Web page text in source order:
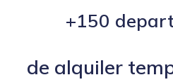
+150
de alquiler